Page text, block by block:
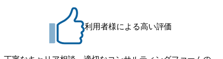
どはなく、個別選考のみの実施を予定しています ※1名あた
りの拘束時間は1時間～最大2時間半程度を想定しています
※1次面接と最終面接の間をなるべく空けないよう調整して
おりますが、調整が叶わないケースもございます オンライ
ン 書類選考通過者
ラインまたはオフラインの実施 ※東京オフィスのみのご応
募となります。他オフィス希望を含めたご応募はお受けい
たしかねますのでご了承ください ● フルタイムでの職務経
歴を2年以上お持ちの方で、東京オフィスのコンサルタント
ポジションに応募意思がある方 ● 英語・日本語ともにビジ
利用者様による高い評価